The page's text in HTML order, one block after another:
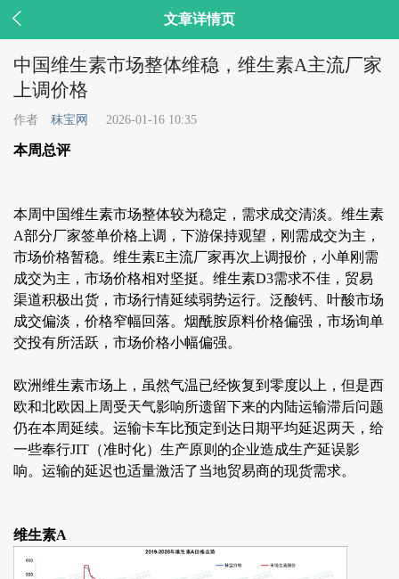
 文章详情页
中国维生素市场整体维稳，维生素A主流厂家
上调价格
作者 秣宝网 2026-01-16 10:35
本周总评
本周中国维生素市场整体较为稳定，需求成交清淡。维生素
A部分厂家签单价格上调，下游保持观望，刚需成交为主，
市场价格暂稳。维生素E主流厂家再次上调报价，小单刚需
成交为主，市场价格相对坚挺。维生素D3需求不佳，贸易
渠道积极出货，市场行情延续弱势运行。泛酸钙、叶酸市场
成交偏淡，价格窄幅回落。烟酰胺原料价格偏强，市场询单
交投有所活跃，市场价格小幅偏强。
欧洲维生素市场上，虽然气温已经恢复到零度以上，但是西
欧和北欧因上周受天气影响所遗留下来的内陆运输滞后问题
仍在本周延续。运输卡车比预定到达日期平均延迟两天，给
一些奉行JIT（准时化）生产原则的企业造成生产延误影
响。运输的延迟也适量激活了当地贸易商的现货需求。
维生素A